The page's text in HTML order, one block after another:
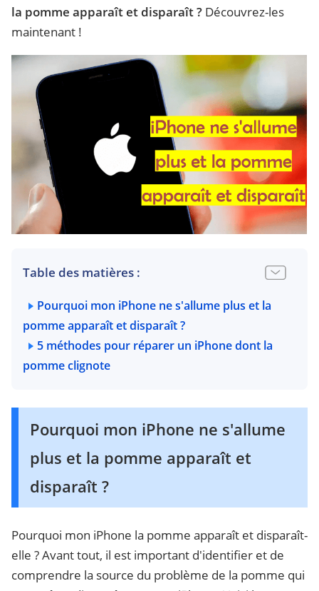
la pomme apparaît et disparaît ? Découvrez-les
maintenant !
Table des matières :
Pourquoi mon iPhone ne s'allume plus et la
pomme apparaît et disparaît ?
5 méthodes pour réparer un iPhone dont la
pomme clignote
Pourquoi mon iPhone ne s'allume
plus et la pomme apparaît et
disparaît ?
Pourquoi mon iPhone la pomme apparaît et disparaît-
elle ? Avant tout, il est important d'identifier et de
comprendre la source du problème de la pomme qui